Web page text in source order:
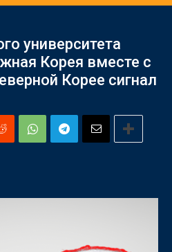
университета
Корея вместе с
Корее сигнал